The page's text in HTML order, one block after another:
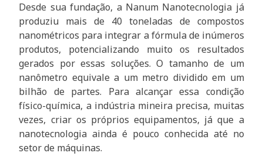
Desde sua fundação, a Nanum Nanotecnologia já
produziu mais de 40 toneladas de compostos
nanométricos para integrar a fórmula de inúmeros
produtos, potencializando muito os resultados
gerados por essas soluções. O tamanho de um
nanômetro equivale a um metro dividido em um
bilhão de partes. Para alcançar essa condição
físico-química, a indústria mineira precisa, muitas
vezes, criar os próprios equipamentos, já que a
nanotecnologia ainda é pouco conhecida até no
setor de máquinas.